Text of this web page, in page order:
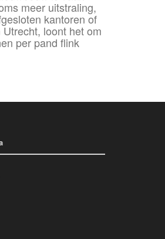
meer uitstraling,
kantoren of
loont het om
per pand flink